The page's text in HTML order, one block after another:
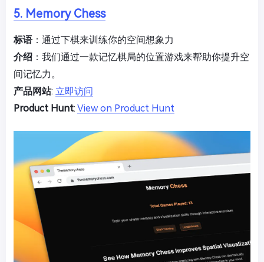
5. Memory Chess
标语：通过下棋来训练你的空间想象力
介绍 ：我们通过一款记忆棋局的位置游戏来帮助你提升空
间记忆力。
产品网站: 立即访问
Product Hunt: View on Product Hunt